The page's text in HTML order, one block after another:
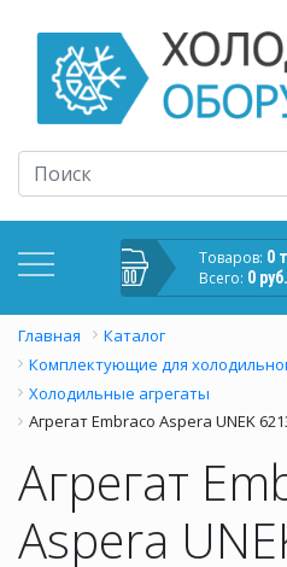
Товаров: 0
Всего: 0 руб.
Главная
Каталог
Комплектующие для
Холодильные агрегаты
Агрегат Embraco Aspera UNEK
Агрегат
Aspera